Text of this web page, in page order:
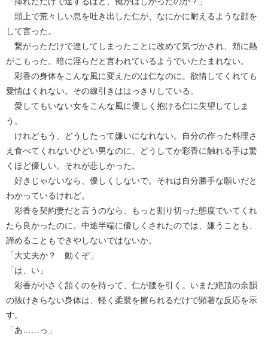
頭上で荒々しい息を吐き出した仁が、なにかに耐えるような顔を
して言った。
繋がっただけで達してしまったことに改めて気づかされ、頬に熱
がこもった。暗に淫らだと言われているようでいたたまれない。
彩香の身体をこんな風に変えたのは仁なのに。欲情してくれても
愛情はくれない。その線引きははっきりしている。
愛してもいない女をこんな風に優しく抱ける仁に失望してしま
う。
けれどもう、どうしたって嫌いになれない。自分の作った料理さ
え食べてくれないひどい男なのに、どうしてか彩香に触れる手は驚
くほど優しい。それが悲しかった。
好きじゃないなら、優しくしないで。それは自分勝手な願いだと
わかっているけれど。
彩香を契約妻だと言うのなら、もっと割り切った態度でいてくれ
たら良かったのに。中途半端に優しくされたのでは、嫌うことも、
諦めることもできやしないではないか。
「大丈夫か？ 動くぞ」
「は、い」
彩香が小さく頷くのを待って、仁が腰を引く。いまだ絶頂の余韻
の抜けきらない身体は、軽く柔襞を擦られるだけで顕著な反応を示
す。
「あ……っ」